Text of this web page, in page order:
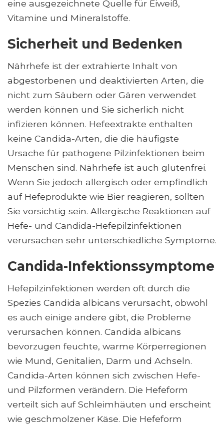
eine ausgezeichnete Quelle für Eiweiß,
Vitamine und Mineralstoffe.
Sicherheit und Bedenken
Nährhefe ist der extrahierte Inhalt von
abgestorbenen und deaktivierten Arten, die
nicht zum Säubern oder Gären verwendet
werden können und Sie sicherlich nicht
infizieren können. Hefeextrakte enthalten
keine Candida-Arten, die die häufigste
Ursache für pathogene Pilzinfektionen beim
Menschen sind. Nährhefe ist auch glutenfrei.
Wenn Sie jedoch allergisch oder empfindlich
auf Hefeprodukte wie Bier reagieren, sollten
Sie vorsichtig sein. Allergische Reaktionen auf
Hefe- und Candida-Hefepilzinfektionen
verursachen sehr unterschiedliche Symptome.
Candida-Infektionssymptome
Hefepilzinfektionen werden oft durch die
Spezies Candida albicans verursacht, obwohl
es auch einige andere gibt, die Probleme
verursachen können. Candida albicans
bevorzugen feuchte, warme Körperregionen
wie Mund, Genitalien, Darm und Achseln.
Candida-Arten können sich zwischen Hefe-
und Pilzformen verändern. Die Hefeform
verteilt sich auf Schleimhäuten und erscheint
wie geschmolzener Käse. Die Hefeform